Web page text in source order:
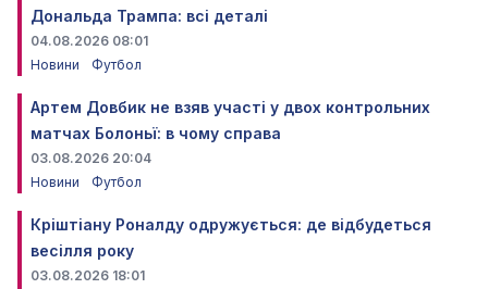
Дональда Трампа: всі деталі
04.08.2026 08:01
Новини
Футбол
Артем Довбик не взяв участі у двох контрольних
матчах Болоньї: в чому справа
03.08.2026 20:04
Новини
Футбол
Кріштіану Роналду одружується: де відбудеться
весілля року
03.08.2026 18:01